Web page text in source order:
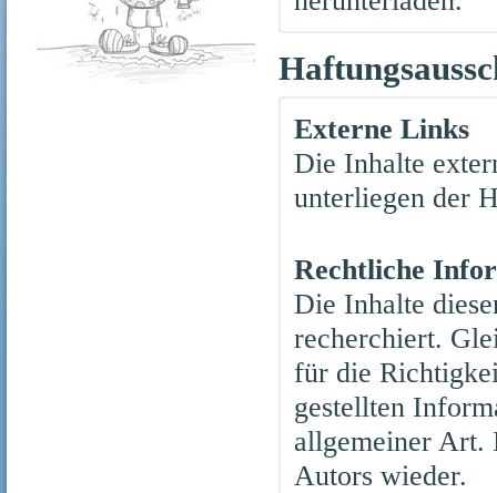
Externe Links
Die Inhalte
unterliegen der
Rechtliche
Die Inhalte
recherchiert.
für die
gestellten
allgemeiner Art.
Autors wieder.